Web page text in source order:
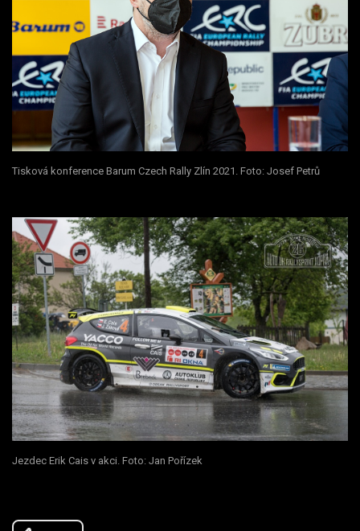
Tisková konference Barum Czech Rally Zlín 2021. Foto: Josef Petrů
Jezdec Erik Cais v akci. Foto: Jan Pořízek